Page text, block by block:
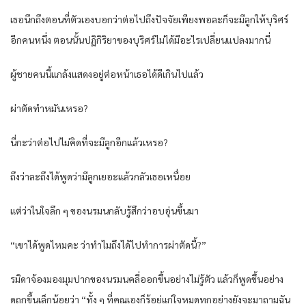
เธอนึกถึงตอนที่ตัวเองบอกว่าต่อไปถึงปัจจัยเพียงพอละก็จะมีลูกให้บุริศร์
อีกคนหนึ่ง ตอนนั้นปฏิกิริยาของบุริศร์ไม่ได้มีอะไรเปลี่ยนแปลงมากนี่
ผู้ชายคนนี้แกล้งแสดงอยู่ต่อหน้าเธอได้ดีเกินไปแล้ว
ผ่าตัดทำหมันเหรอ?
นี่กะว่าต่อไปไม่คิดที่จะมีลูกอีกแล้วเหรอ?
ถึงว่าละถึงได้พูดว่ามีลูกเยอะแล้วกลัวเธอเหนื่อย
แต่ว่าในใจลึก ๆ ของนรมนกลับรู้สึกว่าอบอุ่นขึ้นมา
“เขาได้พูดไหมคะ ว่าทำไมถึงได้ไปทำการผ่าตัดนี้?”
รมิดาจ้องมองมุมปากของนรมนคลี่ออกขึ้นอย่างไม่รู้ตัว แล้วก็พูดขึ้นอย่าง
ดูถูกขึ้นเล็กน้อยว่า “ทั้ง ๆ ที่คุณเองก็รู้อยู่แก่ใจหมดทุกอย่างยังจะมาถามฉัน